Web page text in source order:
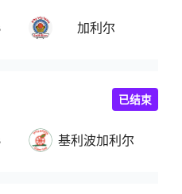
加利尔
基利波加利尔
已结束